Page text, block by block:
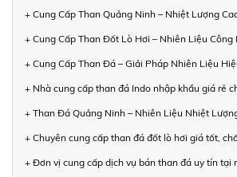
+ Cung Cấp Than Quảng Ninh – Nhiệt Lượng
+ Cung Cấp Than Đốt Lò Hơi – Nhiên Liệu
+ Cung Cấp Than Đá – Giải Pháp Nhiên Liệu
+ Nhà cung cấp than đá Indo nhập khẩu giá rẻ
+ Than Đá Quảng Ninh – Nhiên Liệu Nhiệt
+ Chuyên cung cấp than đá đốt lò hơi giá tốt,
+ Đơn vị cung cấp dịch vụ bán than đá uy tín tại